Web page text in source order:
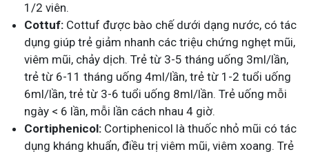
1/2 viên.
Cottuf: Cottuf được bào chế dưới dạng nước, có tác
dụng giúp trẻ giảm nhanh các triệu chứng nghẹt mũi,
viêm mũi, chảy dịch. Trẻ từ 3-5 tháng uống 3ml/lần,
trẻ từ 6-11 tháng uống 4ml/lần, trẻ từ 1-2 tuổi uống
6ml/lần, trẻ từ 3-6 tuổi uống 8ml/lần. Trẻ uống mỗi
ngày < 6 lần, mỗi lần cách nhau 4 giờ.
Cortiphenicol: Cortiphenicol là thuốc nhỏ mũi có tác
dụng kháng khuẩn, điều trị viêm mũi, viêm xoang. Trẻ